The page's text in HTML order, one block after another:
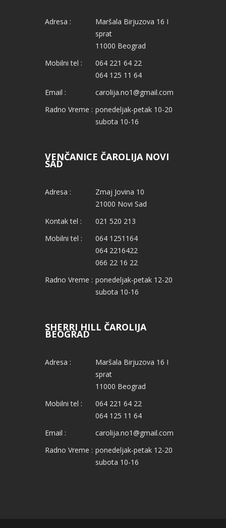
Adresa :
Maršala Birjuzova 16 I
sprat
11000 Beograd
Mobilni tel :
064 221 64 22
064 125 11 64
Email :
carolija.no1@gmail.com
Radno Vreme : ponedeljak-petak 10-20
subota 10-16
VENČANICE ČAROLIJA NOVI
SAD
Adresa :
Zmaj Jovina 10
21000 Novi Sad
Kontak tel :
021 520 213
Mobilni tel :
064 1251164
064 2216422
066 22 16 22
Radno Vreme : ponedeljak-petak 12-20
subota 10-16
SHERRI HILL ČAROLIJA
BEOGRAD
Adresa :
Maršala Birjuzova 16 I
sprat
11000 Beograd
Mobilni tel :
064 221 64 22
064 125 11 64
Email :
carolija.no1@gmail.com
Radno Vreme : ponedeljak-petak 12-20
subota 10-16